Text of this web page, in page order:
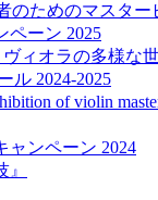
ためのマスター
ペーン 2025
ィオラの多様な
ル 2024-2025
of violin
ャンペーン 2024